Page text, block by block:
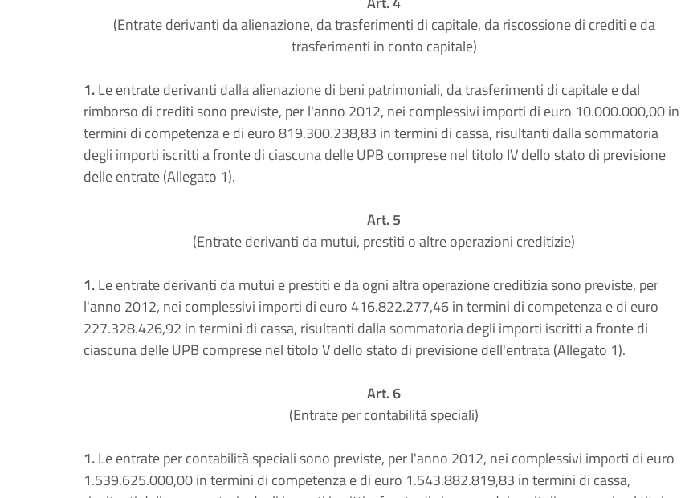
(Entrate derivanti da alienazione, da trasferimenti di capitale, da riscossione di crediti e da
trasferimenti in conto capitale)
1.Le entrate derivanti dalla alienazione di beni patrimoniali, da trasferimenti di capitale e dal
rimborso di crediti sono previste, per l'anno 2012, nei complessivi importi di euro 10.000.000,00 in
termini di competenza e di euro 819.300.238,83 in termini di cassa, risultanti dalla sommatoria
degli importi iscritti a fronte di ciascuna delle UPB comprese nel titolo IV dello stato di previsione
delle entrate (Allegato 1).
Art. 5
(Entrate derivanti da mutui, prestiti o altre operazioni creditizie)
1.Le entrate derivanti da mutui e prestiti e da ogni altra operazione creditizia sono previste, per
l'anno 2012, nei complessivi importi di euro 416.822.277,46 in termini di competenza e di euro
227.328.426,92 in termini di cassa, risultanti dalla sommatoria degli importi iscritti a fronte di
ciascuna delle UPB comprese nel titolo V dello stato di previsione dell'entrata (Allegato 1).
Art. 6
(Entrate per contabilità speciali)
1.Le entrate per contabilità speciali sono previste, per l'anno 2012, nei complessivi importi di euro
1.539.625.000,00 in termini di competenza e di euro 1.543.882.819,83 in termini di cassa,